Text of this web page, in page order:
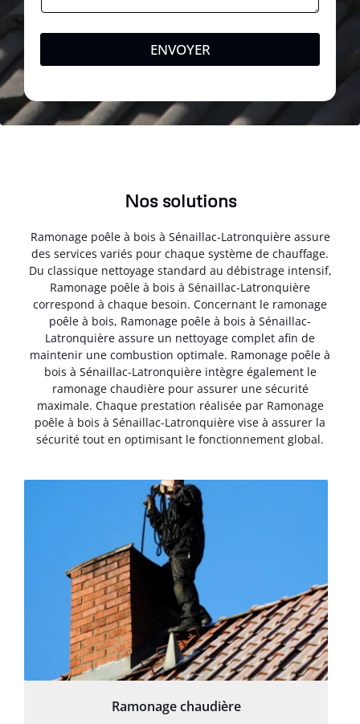
ENVOYER
Nos solutions
Ramonage poêle à bois à Sénaillac-Latronquière assure
des services variés pour chaque système de chauffage.
Du classique nettoyage standard au débistrage intensif,
Ramonage poêle à bois à Sénaillac-Latronquière
correspond à chaque besoin. Concernant le ramonage
poêle à bois, Ramonage poêle à bois à Sénaillac-
Latronquière assure un nettoyage complet afin de
maintenir une combustion optimale. Ramonage poêle à
bois à Sénaillac-Latronquière intègre également le
ramonage chaudière pour assurer une sécurité
maximale. Chaque prestation réalisée par Ramonage
poêle à bois à Sénaillac-Latronquière vise à assurer la
sécurité tout en optimisant le fonctionnement global.
Ramonage chaudière